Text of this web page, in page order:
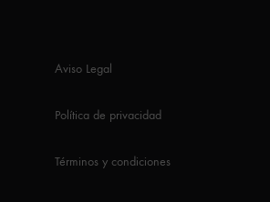
Aviso Legal
Política de privacidad
Términos y condiciones